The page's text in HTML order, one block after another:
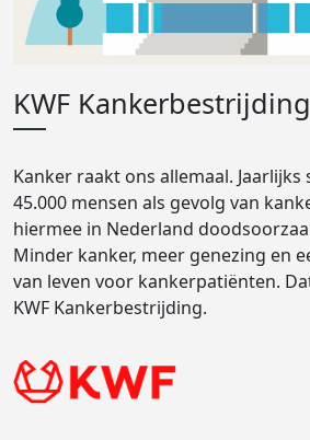
KWF Kankerbestrijding
Kanker raakt ons allemaal.
45.000 mensen als gevolg van
hiermee in Nederland
Minder kanker, meer genezing en
van leven voor kankerpatiënten.
KWF Kankerbestrijding.